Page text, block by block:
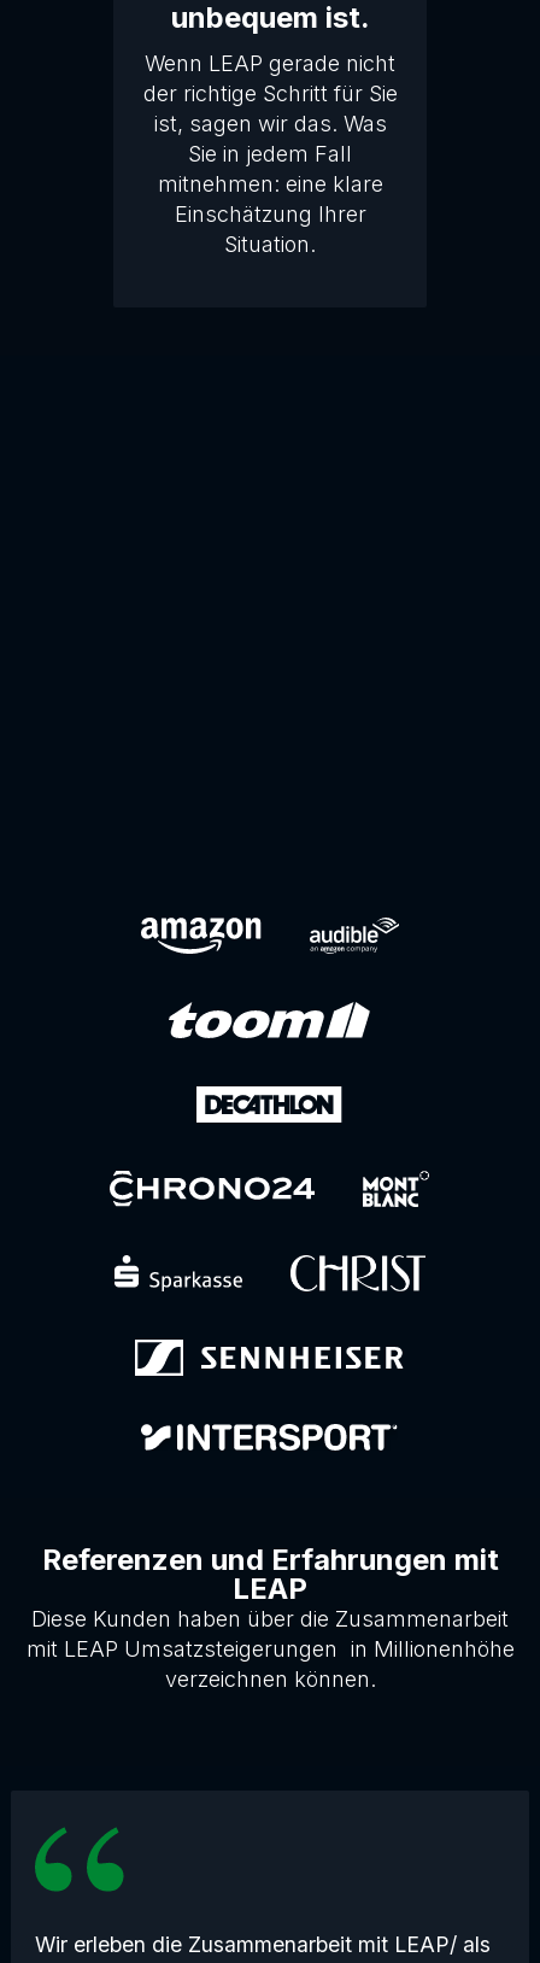
unbequem ist.
Wenn LEAP gerade nicht
der richtige Schritt für Sie
ist, sagen wir das. Was
Sie in jedem Fall
mitnehmen: eine klare
Einschätzung Ihrer
Situation.
Referenzen und Erfahrungen mit
LEAP
Diese Kunden haben über die Zusammenarbeit
mit LEAP Umsatzsteigerungen in Millionenhöhe
verzeichnen können.
Wir erleben die Zusammenarbeit mit LEAP/ als